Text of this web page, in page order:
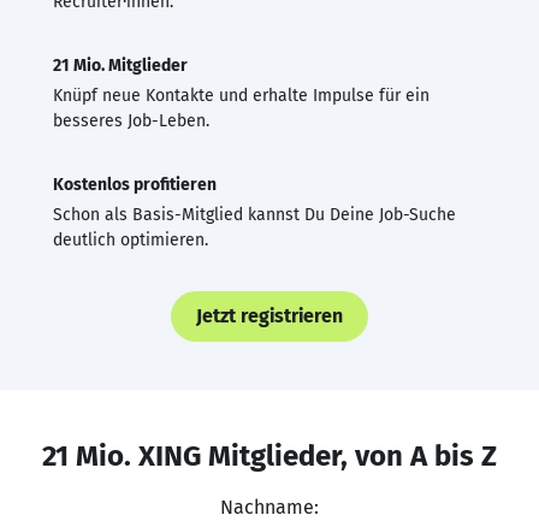
21 Mio. Mitglieder
Knüpf neue Kontakte und erhalte Impulse für ein
besseres Job-Leben.
Kostenlos profitieren
Schon als Basis-Mitglied kannst Du Deine Job-Suche
deutlich optimieren.
Jetzt registrieren
21 Mio. XING Mitglieder, von A bis Z
Nachname: